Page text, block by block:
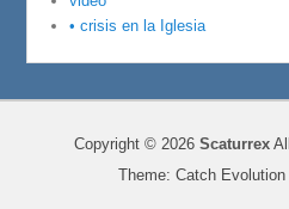
• crisis en la Iglesia
Copyright © 2026 Scaturrex
Theme: Catch Evolution